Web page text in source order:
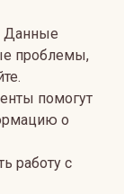
Данные
проблемы,
помогут
о
работу с